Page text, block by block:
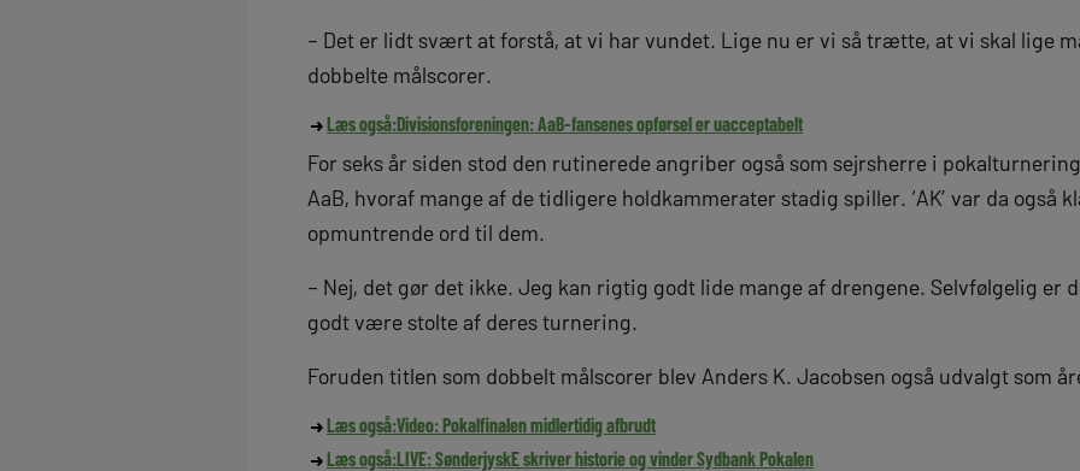
– Det er lidt svært at forstå, at vi har vundet. Lige nu er vi så trætte, at vi skal lige
dobbelte målscorer.
Læs også:Divisionsforeningen: AaB-fansenes opførsel er uacceptabelt
For seks år siden stod den rutinerede angriber også som sejrsherre i
AaB, hvoraf mange af de tidligere holdkammerater stadig spiller. ‘AK’ var da også
opmuntrende ord til dem.
– Nej, det gør det ikke. Jeg kan rigtig godt lide mange af drengene. Selvfølgelig er
godt være stolte af deres turnering.
Foruden titlen som dobbelt målscorer blev Anders K. Jacobsen også udvalgt som
Læs også:Video: Pokalfinalen midlertidig afbrudt
Læs også:LIVE: SønderjyskE skriver historie og vinder Sydbank Pokalen